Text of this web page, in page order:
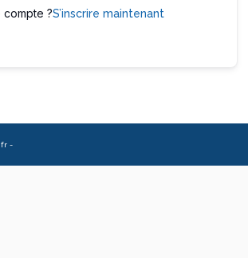
compte ?S’inscrire maintenant
-